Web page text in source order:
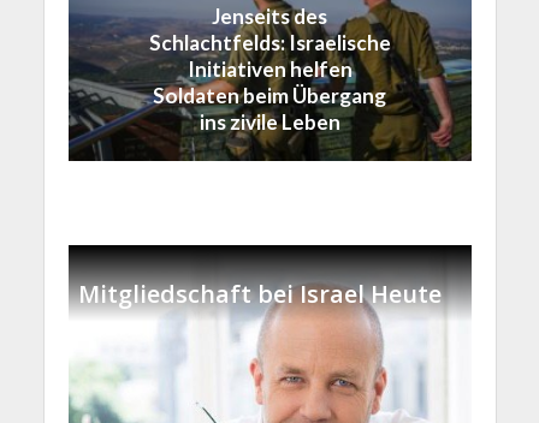
Jenseits des
Schlachtfelds: Israelische
Initiativen helfen
Soldaten beim Übergang
ins zivile Leben
Mitgliedschaft bei Israel Heute